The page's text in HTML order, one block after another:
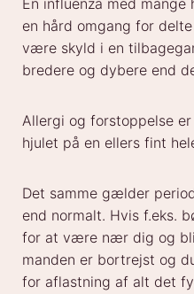
En influenza med
en hård omgang for
være skyld i en
bredere og dybere end
Allergi og forstoppelse
hjulet på en ellers fint
Det samme gælder
end normalt. Hvis f.eks.
for at være nær dig og
manden er bortrejst og
for aflastning af alt det